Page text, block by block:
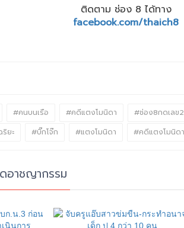
ติดตาม ช่อง 8 ได้ทาง
facebook.com/thaich8
#คนบนเรือ #คดีแตงโมนิดา #ช่อง8กดเลข
ยะ #บิ๊กโจ๊ก #แตงโมนิดา #คดีแตงโมนิด
อาชญากรรม